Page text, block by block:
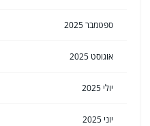
ספטמבר 2025
אוגוסט 2025
יולי 2025
יוני 2025